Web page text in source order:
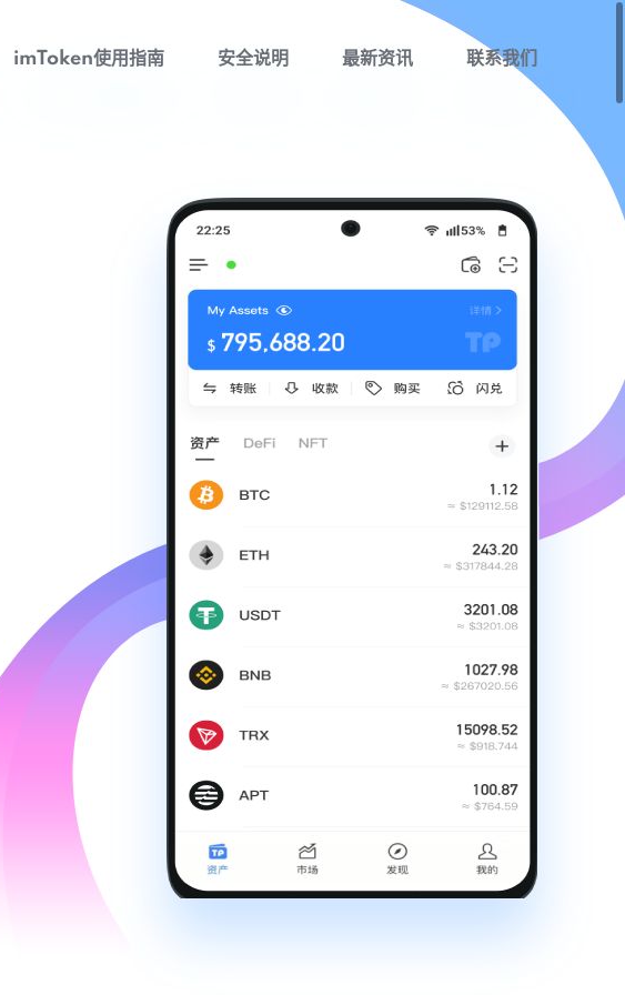
imToken使用指南 安全说明 最新资讯 联系我们